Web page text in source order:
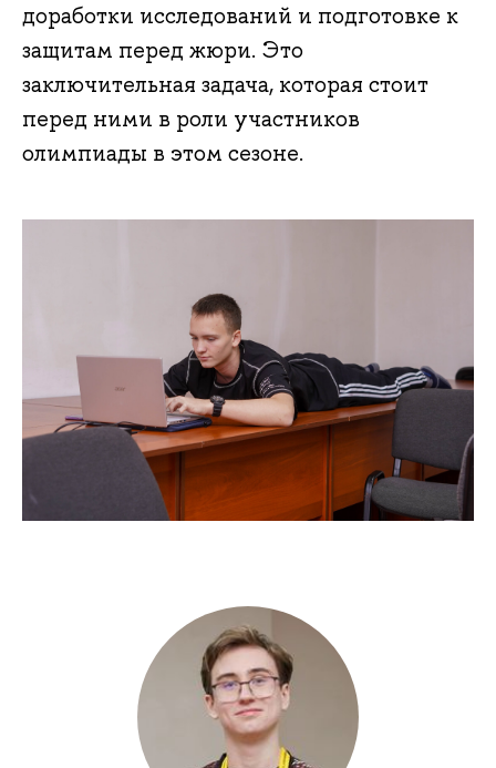
доработки исследований и подготовке к
защитам перед жюри. Это
заключительная задача, которая стоит
перед ними в роли участников
олимпиады в этом сезоне.